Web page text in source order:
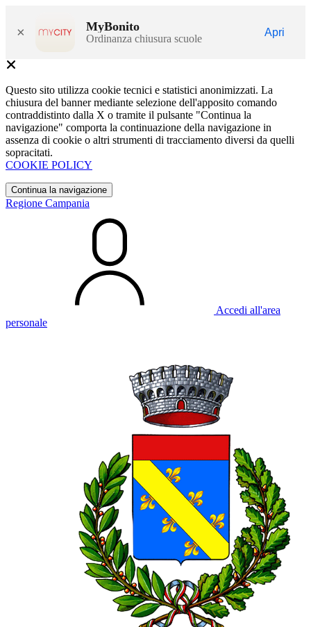
× MyBonito
Ordinanza chiusura scuole
Apri
Questo sito utilizza cookie tecnici e statistici anonimizzati. La
chiusura del banner mediante selezione dell'apposito comando
contraddistinto dalla X o tramite il pulsante "Continua la
navigazione" comporta la continuazione della navigazione in
assenza di cookie o altri strumenti di tracciamento diversi da quelli
sopracitati.
COOKIE POLICY
Continua la navigazione
Regione Campania
Accedi all'area
personale